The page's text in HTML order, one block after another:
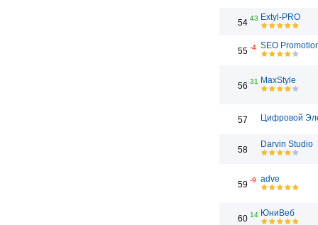
54 43 Extyl-PRO
55 -4 SEO
56 31 MaxStyle
57 Цифровой
58
Darvin Studio
59 -9 adve
60 14 ЮниВеб